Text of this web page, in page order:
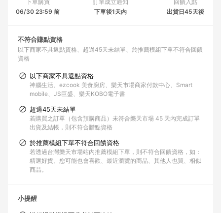
下單購買
06/30 23:59 前
訂單成立通知
下單後1天內
回饋入點
出貨日45天後
不符合賺點資格
以下商家不具返點資格 超過45天未結單
於推薦模組下單不符合回饋
資格
以下商家不具返點資格
神腦生活、ezcook 美食廚房、樂天市場商家付款中心、Smart
mobile、JS巨盛、樂天KOBO電子書
超過45天未結單
若購買之訂單（包含預購商品）未符合樂天市場 45 天內完成訂單
出貨及結帳，則不符合贈點資格
於推薦模組下單不符合回饋資格
若透過台灣樂天市場站內推薦模組下單，則不符合回饋資格，如：
精選好貨、您可能也會喜歡、最近瀏覽的商品、其他人也買、相似
商品。
小提醒